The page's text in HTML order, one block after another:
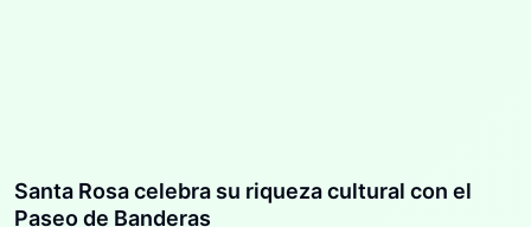
Santa Rosa celebra su riqueza cultural con el
Paseo de Banderas